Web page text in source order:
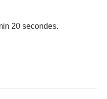
20 secondes.